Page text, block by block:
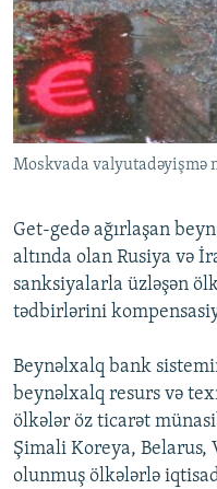
FOTOQALEREYA
İNFOQRAFIKA
KARIKATURA
OXU ZALI
AZƏRBAYCAN ƏDƏBIYYATI
İSLAM VƏ DEMOKRATIYA
İZ - MƏDƏNIYYƏT PROQRAMI
HAQQIMIZDA
MISSIYAMIZ
PEŞƏ ETIKASI VƏ
MATERIALLARIMIZDAN
AZADLIQRADIOSU MOBIL
XƏBƏR BÜLLETENLƏRIMIZ
BIZI IZLƏ
RFE/RL-in bütün
Moskvada valyutadəyişmə
Get-gedə ağırlaşan
altında olan Rusiya və
sanksiyalarla üzləşən
tədbirlərini
Beynəlxalq bank
beynəlxalq resurs və
ölkələr öz ticarət
Şimali Koreya, Belarus,
olunmuş ölkələrlə